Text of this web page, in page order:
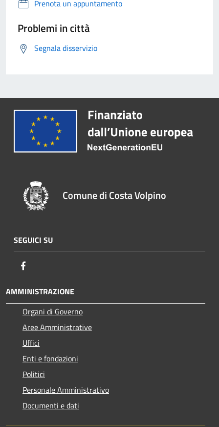
Prenota un appuntamento
Problemi in città
Segnala disservizio
Comune di Costa Volpino
SEGUICI SU
AMMINISTRAZIONE
Organi di Governo
Aree Amministrative
Uffici
Enti e fondazioni
Politici
Personale Amministrativo
Documenti e dati